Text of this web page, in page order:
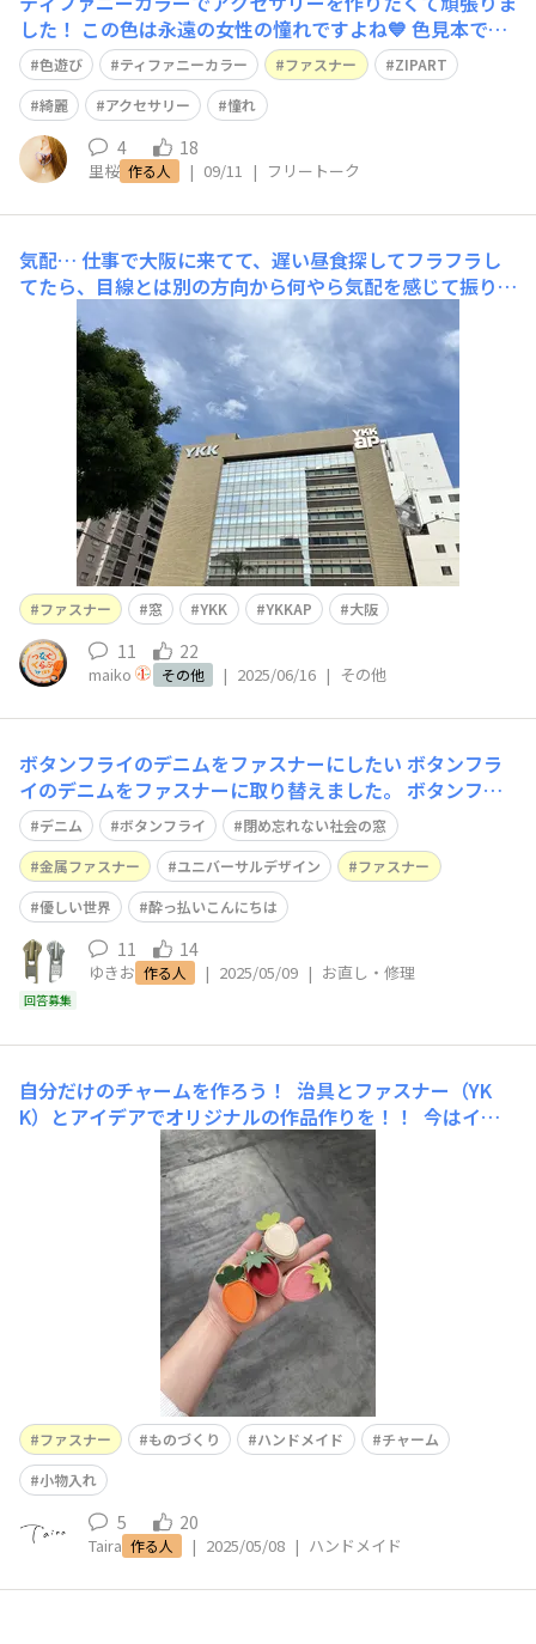
した！ この色は永遠の女性の憧れですよね💙 色見本でい
うと５３３になります。 ファスナーは生地の色もエレメ
ントの色も自由に遊べる、それがとっても魅力的だと思い
ます。
色遊び ティファニーカラー ファスナー
ZIPART
綺麗
アクセサリー 憧れ
4 18
里桜 作る人 | 09/11 | フリートーク
気配… 仕事で大阪に来てて、遅い昼食探してフラフラし
てたら、目線とは別の方向から何やら気配を感じて振り返
ると…写真のビルに見下ろされてました笑
ファスナー 窓 YKK YKKAP 大阪
11 22
maiko その他 | 2025/06/16 | その他
ボタンフライのデニムをファスナーにしたい ボタンフラ
イのデニムをファスナーに取り替えました。 ボタンフラ
イのドットボタンを１つずつ留めるのが難しくなってきた
のでファスナーに載せ替え出来ないかというご相談。 構
造として不可能ではないので少し改造してファスナーにし
ました。 これで酔っ払ってても、寝ぼけてても開けっぱ
なしは防げるはず！！
デニム ボタンフライ
閉め忘れない社会の窓
金属ファスナー
ユニバーサルデザイン
ファスナー
優しい世界
酔っ払いこんにちは
回答募集
11 14
ゆきお 作る人 | 2025/05/09 | お直し・修理
自分だけのチャームを作ろう！ 治具とファスナー（YK
K）とアイデアでオリジナルの作品作りを！！ 今はイチ
ゴ型でしか作品作りをしていないのですが、今後は治具の
バリエーションを増やしていきたいと考えています。 治
具を広め、ものづくりを楽しめる方々が増えたら良いなー
ファスナー ものづくり ハンドメイド
チャーム
小物入れ
5 20
Taira 作る人 | 2025/05/08 | ハンドメイド